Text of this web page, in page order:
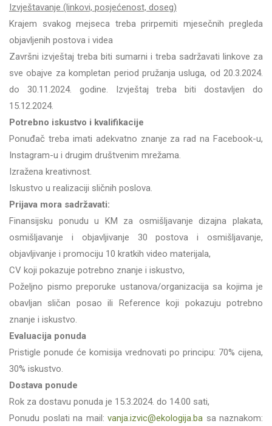
Izvještavanje (linkovi, posjećenost, doseg)
Krajem svakog mejseca treba prirpemiti mjesečnih pregleda
objavljenih postova i videa
Završni izvještaj treba biti sumarni i treba sadržavati linkove za
sve obajve za kompletan period pružanja usluga, od 20.3.2024.
do 30.11.2024. godine. Izvještaj treba biti dostavljen do
15.12.2024.
Potrebno iskustvo i kvalifikacije
Ponuđač treba imati adekvatno znanje za rad na Facebook-u,
Instagram-u i drugim društvenim mrežama.
Izražena kreativnost.
Iskustvo u realizaciji sličnih poslova.
Prijava mora sadržavati:
Finansijsku ponudu u KM za osmišljavanje dizajna plakata,
osmišljavanje i objavljivanje 30 postova i osmišljavanje,
objavljivanje i promociju 10 kratkih video materijala,
CV koji pokazuje potrebno znanje i iskustvo,
Poželjno pismo preporuke ustanova/organizacija sa kojima je
obavljan sličan posao ili Reference koji pokazuju potrebno
znanje i iskustvo.
Evaluacija ponuda
Pristigle ponude će komisija vrednovati po principu: 70% cijena,
30% iskustvo.
Dostava ponude
Rok za dostavu ponuda je 15.3.2024. do 14.00 sati,
Ponudu poslati na mail: vanja.izvic@ekologija.ba sa naznakom: